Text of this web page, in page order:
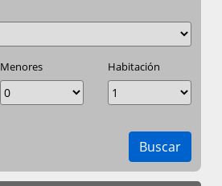
Menores Habitación
Buscar